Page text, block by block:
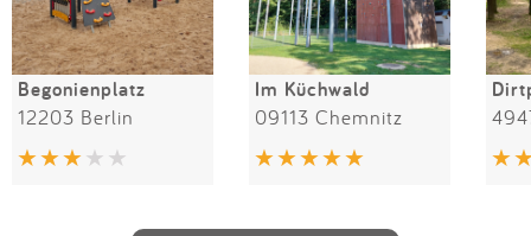
Begonienplatz
12203 Berlin
Im Küchwald
09113 Chemnitz